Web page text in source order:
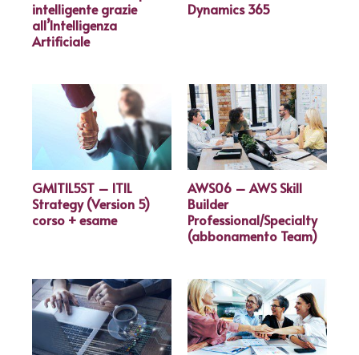
intelligente grazie
all’Intelligenza
Artificiale
Dynamics 365
GMITIL5ST – ITIL
Strategy (Version 5)
corso + esame
AWS06 – AWS Skill
Builder
Professional/Specialty
(abbonamento Team)